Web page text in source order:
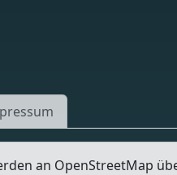
an OpenStreetMap